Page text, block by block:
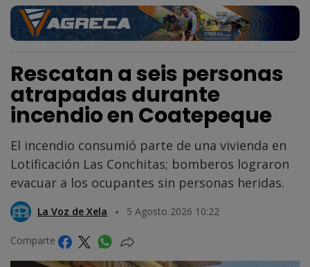
Rescatan a seis personas
atrapadas durante
incendio en Coatepeque
El incendio consumió parte de una vivienda en
Lotificación Las Conchitas; bomberos lograron
evacuar a los ocupantes sin personas heridas.
La Voz de Xela 5 Agosto 2026 10:22
Comparte